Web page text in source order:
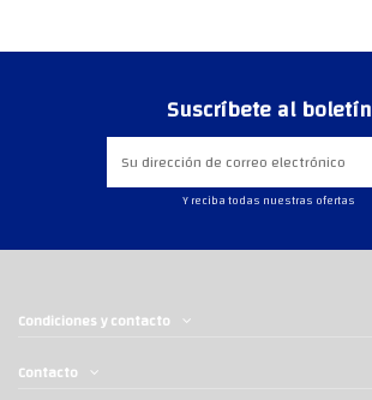
Suscríbete al boletín
Y reciba todas nuestras ofertas
Condiciones y contacto
Contacto